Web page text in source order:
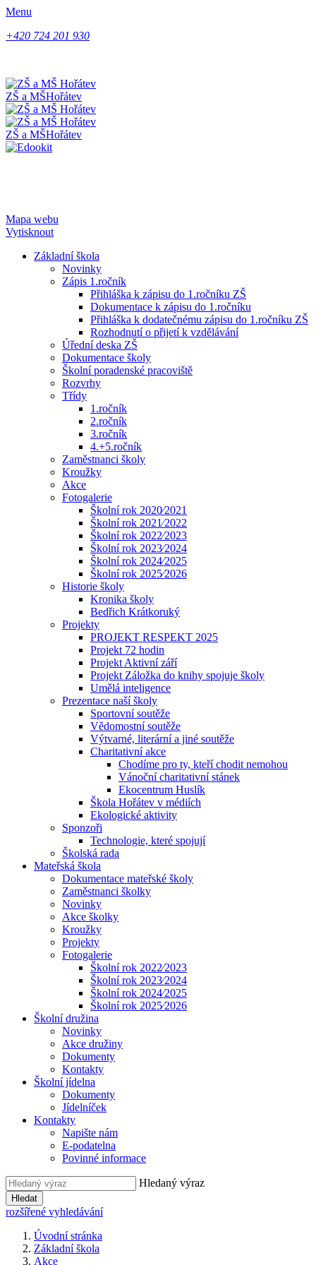
Menu
+420 724 201 930
ZŠ a MŠHořátev
ZŠ a MŠHořátev
Mapa webu
Vytisknout
Základní škola
Novinky
Zápis 1.ročník
Přihláška k zápisu do 1.ročníku ZŠ
Dokumentace k zápisu do 1.ročníku
Přihláška k dodatečnému zápisu do 1.ročníku ZŠ
Rozhodnutí o přijetí k vzdělávání
Úřední deska ZŠ
Dokumentace školy
Školní poradenské pracoviště
Rozvrhy
Třídy
1.ročník
2.ročník
3.ročník
4.+5.ročník
Zaměstnanci školy
Kroužky
Akce
Fotogalerie
Školní rok 2020⁄2021
Školní rok 2021⁄2022
Školní rok 2022⁄2023
Školní rok 2023⁄2024
Školní rok 2024⁄2025
Školní rok 2025⁄2026
Historie školy
Kronika školy
Bedřich Krátkoruký
Projekty
PROJEKT RESPEKT 2025
Projekt 72 hodin
Projekt Aktivní září
Projekt Záložka do knihy spojuje školy
Umělá inteligence
Prezentace naší školy
Sportovní soutěže
Vědomostní soutěže
Výtvarné, literární a jiné soutěže
Charitativní akce
Chodíme pro ty, kteří chodit nemohou
Vánoční charitativní stánek
Ekocentrum Huslík
Škola Hořátev v médiích
Ekologické aktivity
Sponzoři
Technologie, které spojují
Školská rada
Mateřská škola
Dokumentace mateřské školy
Zaměstnanci školky
Novinky
Akce školky
Kroužky
Projekty
Fotogalerie
Školní rok 2022⁄2023
Školní rok 2023⁄2024
Školní rok 2024⁄2025
Školní rok 2025⁄2026
Školní družina
Novinky
Akce družiny
Dokumenty
Kontakty
Školní jídelna
Dokumenty
Jídelníček
Kontakty
Napište nám
E-podatelna
Povinné informace
Hledaný výraz
Hledat
rozšířené vyhledávání
Úvodní stránka
Základní škola
Akce